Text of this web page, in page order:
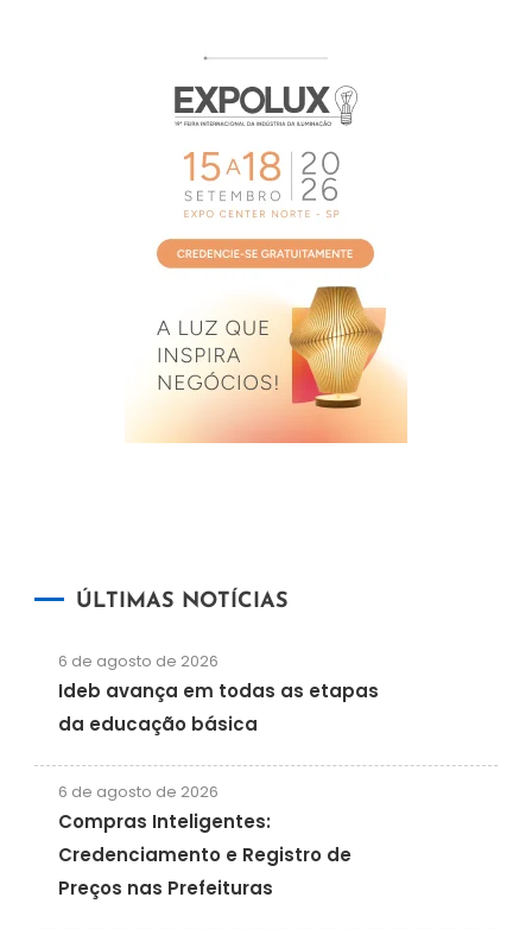
ÚLTIMAS NOTÍCIAS
6 de agosto de 2026
Ideb avança em todas as etapas
da educação básica
6 de agosto de 2026
Compras Inteligentes:
Credenciamento e Registro de
Preços nas Prefeituras